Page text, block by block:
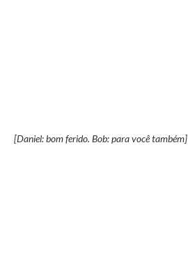
[Daniel: bom ferido. Bob: para você também]